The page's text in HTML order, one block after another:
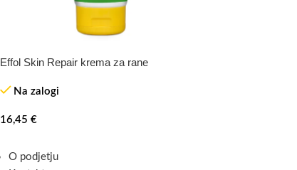
Effol Skin Repair krema za rane
Na zalogi
16,45 €
O podjetju